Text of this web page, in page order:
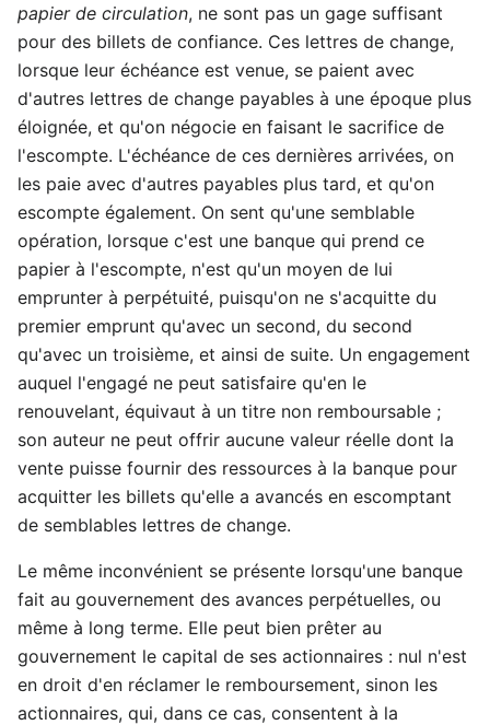
papier de circulation, ne sont pas un gage suffisant
pour des billets de confiance. Ces lettres de change,
lorsque leur échéance est venue, se paient avec
d'autres lettres de change payables à une époque plus
éloignée, et qu'on négocie en faisant le sacrifice de
l'escompte. L'échéance de ces dernières arrivées, on
les paie avec d'autres payables plus tard, et qu'on
escompte également. On sent qu'une semblable
opération, lorsque c'est une banque qui prend ce
papier à l'escompte, n'est qu'un moyen de lui
emprunter à perpétuité, puisqu'on ne s'acquitte du
premier emprunt qu'avec un second, du second
qu'avec un troisième, et ainsi de suite. Un engagement
auquel l'engagé ne peut satisfaire qu'en le
renouvelant, équivaut à un titre non remboursable ;
son auteur ne peut offrir aucune valeur réelle dont la
vente puisse fournir des ressources à la banque pour
acquitter les billets qu'elle a avancés en escomptant
de semblables lettres de change.
Le même inconvénient se présente lorsqu'une banque
fait au gouvernement des avances perpétuelles, ou
même à long terme. Elle peut bien prêter au
gouvernement le capital de ses actionnaires : nul n'est
en droit d'en réclamer le remboursement, sinon les
actionnaires, qui, dans ce cas, consentent à la